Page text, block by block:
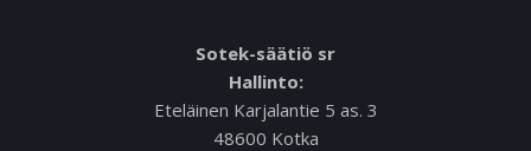
Sotek-säätiö sr
Hallinto:
Eteläinen Karjalantie 5 as. 3
48600 Kotka